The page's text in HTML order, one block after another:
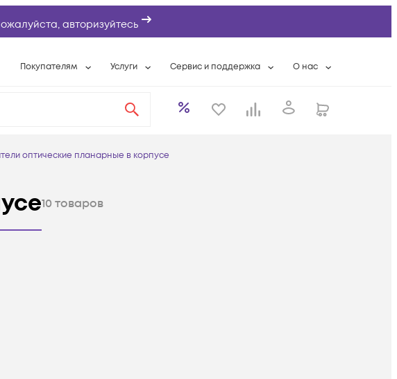
авторизуйтесь
Покупателям
База знаний
Конфигураторы
Услуги
Расширенная гарантия
Сервис и поддержка
Разовые выездные работы
О нас
Контактная
оптические планарные в корпусе
10 товаров